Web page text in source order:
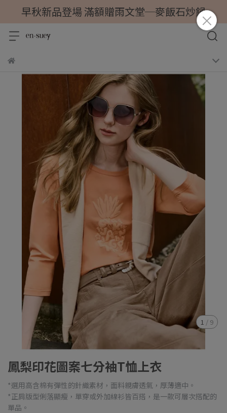
早秋新品登場 滿額贈雨文堂─麥飯石炒鍋
1 / 9
鳳梨印花圖案七分袖T恤上衣
*選用高含棉有彈性的針織素材，面料親膚透氣，厚薄適中。
*正肩版型俐落顯瘦，單穿或外加線衫皆百搭，是一款可層次搭配的
單品。